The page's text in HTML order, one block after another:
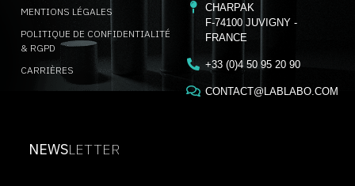
MENTIONS LÉGALES
POLITIQUE DE CONFIDENTIALITÉ
& RGPD
CARRIÈRES
CHARPAK
F-74100 JUVIGNY -
FRANCE
+33 (0)4 50 95 20 90
CONTACT@LABLABO.COM
NEWSLETTER